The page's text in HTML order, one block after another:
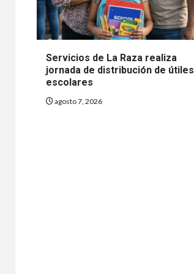
Servicios de La Raza realiza
jornada de distribución de útiles
escolares
agosto 7, 2026